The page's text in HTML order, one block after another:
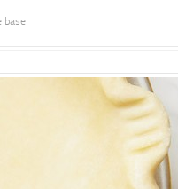
base